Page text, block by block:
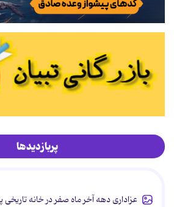
پربازدیدها
عزاداری دهه آخر ماه صفر در خانه تاریخی